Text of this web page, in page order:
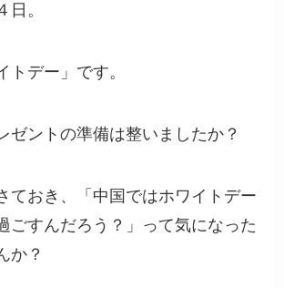
日。
トデー」です。
ゼントの準備は整いましたか？
ておき、「中国ではホワイトデー
ごすんだろう？」って気になった
か？